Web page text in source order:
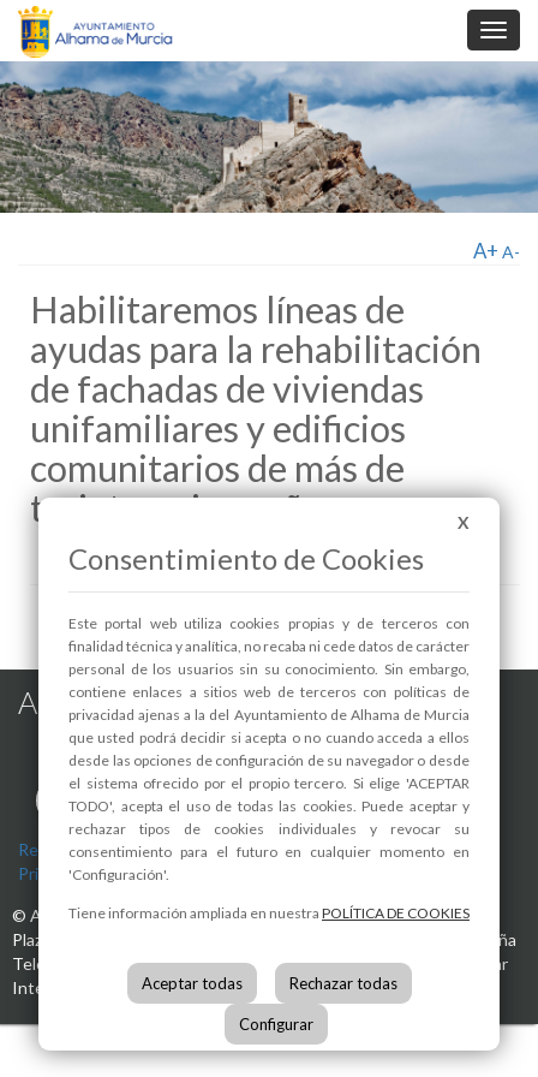
A+ A-
Habilitaremos líneas de
ayudas para la rehabilitación
de fachadas de viviendas
unifamiliares y edificios
comunitarios de más de
treinta y cinco años.
Alhama de Murcia en las Redes
Registro de actividades de tratamiento -Aviso Legal-Política de
Privacidad-Política de Cookies
© Ayuntamiento de Alhama de Murcia
Plaza de la Constitución, 1
España
Teléfono:
968 630 000info@alhamademurcia.esDesarrolla:
Avatar
Internet S.L.L.
X
Consentimiento de Cookies
Este portal web utiliza cookies propias y de terceros con
finalidad técnica y analítica, no recaba ni cede datos de carácter
personal de los usuarios sin su conocimiento. Sin embargo,
contiene enlaces a sitios web de terceros con políticas de
privacidad ajenas a la del Ayuntamiento de Alhama de Murcia
que usted podrá decidir si acepta o no cuando acceda a ellos
desde las opciones de configuración de su navegador o desde
el sistema ofrecido por el propio tercero. Si elige 'ACEPTAR
TODO', acepta el uso de todas las cookies. Puede aceptar y
rechazar tipos de cookies individuales y revocar su
consentimiento para el futuro en cualquier momento en
'Configuración'.
Tiene información ampliada en nuestra POLÍTICA DE COOKIES
Aceptar todas Rechazar todas
Configurar